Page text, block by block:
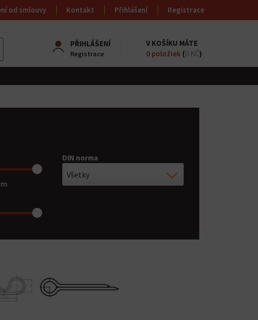
od smlouvy Kontakt Přihlášení Registrace
PŘIHLÁŠENÍ
Registrace
V KOŠÍKU MÁTE
0 položiek (0 KČ)
DIN norma
Všetky